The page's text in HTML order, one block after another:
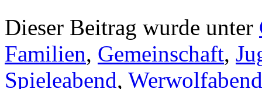
Dieser Beitrag wurde unter
Familien, Gemeinschaft,
Spieleabend, Werwolfabend